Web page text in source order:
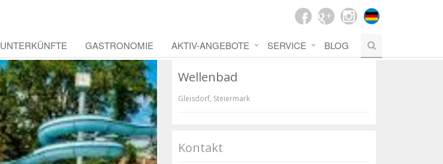
Wellenbad
Gleisdorf, Steiermark
Kontakt
UNTERKÜNFTE GASTRONOMIE AKTIV-ANGEBOTE SERVICE BLOG